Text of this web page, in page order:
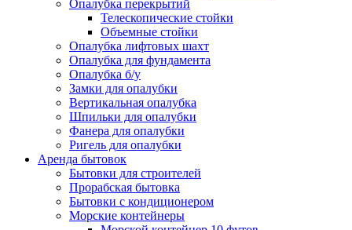
Опалубка перекрытий
Телескопические стойки
Объемные стойки
Опалубка лифтовых шахт
Опалубка для фундамента
Опалубка б/у
Замки для опалубки
Вертикальная опалубка
Шпильки для опалубки
Фанера для опалубки
Ригель для опалубки
Аренда бытовок
Бытовки для строителей
Прорабская бытовка
Бытовки с кондиционером
Морские контейнеры